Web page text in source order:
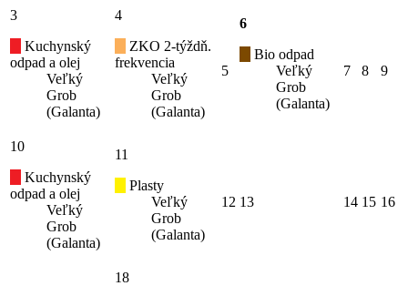
3
Kuchynský
odpad a olej
Veľký
Grob
(Galanta)
4
ZKO 2-týždň.
frekvencia
Veľký
Grob
(Galanta)
5
6
Bio odpad
Veľký
Grob
(Galanta)
7 8 9
10
Kuchynský
odpad a olej
Veľký
Grob
(Galanta)
11
Plasty
Veľký
Grob
(Galanta)
12 13 14 15 16
18